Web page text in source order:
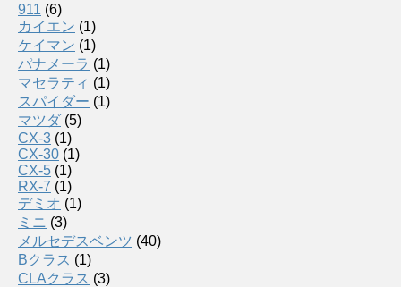
911 (6)
カイエン (1)
ケイマン (1)
パナメーラ (1)
マセラティ (1)
スパイダー (1)
マツダ (5)
CX-3 (1)
CX-30 (1)
CX-5 (1)
RX-7 (1)
デミオ (1)
ミニ (3)
メルセデスベンツ (40)
Bクラス (1)
CLAクラス (3)